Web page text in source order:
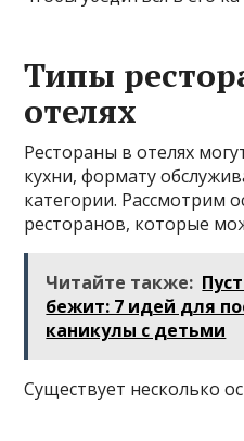
Типы
отелях
Рестораны в отелях
кухни, формату
категории. Рассмотрим
ресторанов, которые
Читайте также:
бежит: 7 идей для
каникулы с детьми
Существует несколько